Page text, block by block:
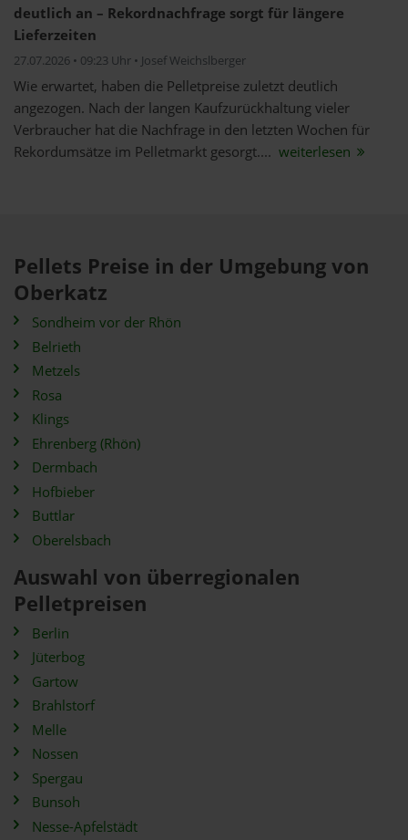
deutlich an – Rekordnachfrage sorgt für längere
Lieferzeiten
27.07.2026 • 09:23 Uhr • Josef Weichslberger
Wie erwartet, haben die Pelletpreise zuletzt deutlich
angezogen. Nach der langen Kaufzurückhaltung vieler
Verbraucher hat die Nachfrage in den letzten Wochen für
Rekordumsätze im Pelletmarkt gesorgt.... weiterlesen
Pellets Preise in der Umgebung von
Oberkatz
Sondheim vor der Rhön
Belrieth
Metzels
Rosa
Klings
Ehrenberg (Rhön)
Dermbach
Hofbieber
Buttlar
Oberelsbach
Auswahl von überregionalen
Pelletpreisen
Berlin
Jüterbog
Gartow
Brahlstorf
Melle
Nossen
Spergau
Bunsoh
Nesse-Apfelstädt